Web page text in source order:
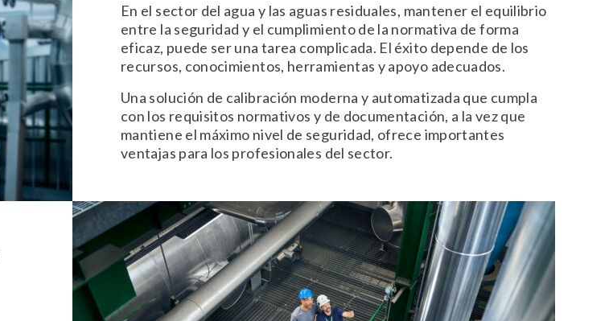
En el sector del agua y las aguas residuales, mantener el equilibrio
entre la seguridad y el cumplimiento de la normativa de forma
eficaz, puede ser una tarea complicada. El éxito depende de los
recursos, conocimientos, herramientas y apoyo adecuados.
Una solución de calibración moderna y automatizada que cumpla
con los requisitos normativos y de documentación, a la vez que
mantiene el máximo nivel de seguridad, ofrece importantes
ventajas para los profesionales del sector.